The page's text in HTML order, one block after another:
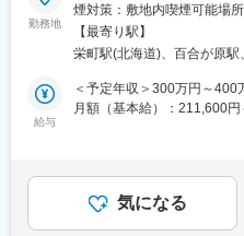
変更の範囲：会社の定める
・1カ月の研修：入社約半年
システムについて学ぶ研修
・入社3年程度：工事と点検
・入社3年以降：パートナ
ます。
ンです。省人化・効率化ニ
倉庫全体の高速化・効率化
ます。「壊れにくい・安全
工事現場で活躍する様々な
ている当社。特に、工事用
も珍しく、札幌市内近郊を
信頼を寄せられています。
今後も安定したサービスを
工事を手掛ける企業様を訪
仮設事務所設備等のご提案
勤務地
煙対策：敷地内喫煙可能場
所【最寄り駅】
栄町駅(北海道)、百合が原駅
給与
＜予定年収＞300万円～400
月額（基本給）：211,600
はあくまでも目安の金額で
あります。月給(月額)は固
気になる